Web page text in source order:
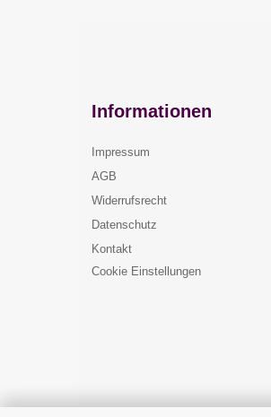
Informationen
Impressum
AGB
Widerrufsrecht
Datenschutz
Kontakt
Cookie Einstellungen